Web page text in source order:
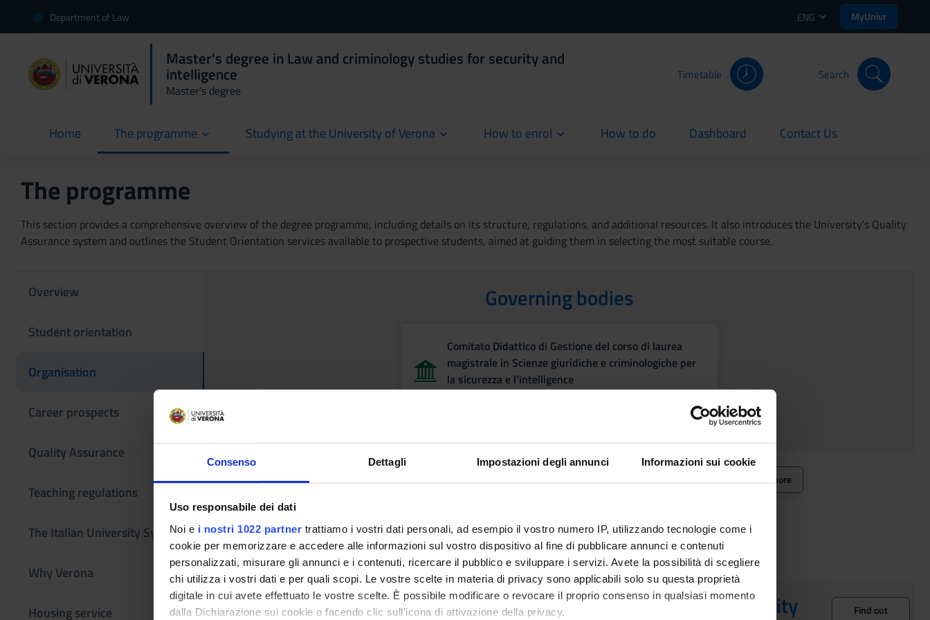
Consenso Dettagli Impostazioni degli annunci Informazioni sui cookie
Uso responsabile dei dati
Noi e i nostri 1022 partner trattiamo i vostri dati personali, ad esempio il vostro numero IP, utilizzando tecnologie come i
cookie per memorizzare e accedere alle informazioni sul vostro dispositivo al fine di pubblicare annunci e contenuti
personalizzati, misurare gli annunci e i contenuti, ricercare il pubblico e sviluppare i servizi. Avete la possibilità di scegliere
chi utilizza i vostri dati e per quali scopi. Le vostre scelte in materia di privacy sono applicabili solo su questa proprietà
digitale in cui avete effettuato le vostre scelte. È possibile modificare o revocare il proprio consenso in qualsiasi momento
dalla Dichiarazione sui cookie o facendo clic sull'icona di attivazione della privacy.
Department of Law ENG MyUnivr
Master's degree in Law and criminology studies for security and
intelligence
Master’s degree
Timetable Search
Home
current The programme Studying at the University of Verona How to enrol How to do
current Dashboard
current Contact Us
current
The programme
This section provides a comprehensive overview of the degree programme, including details on its structure, regulations, and additional resources. It also introduces the University’s Quality
Assurance system and outlines the Student Orientation services available to prospective students, aimed at guiding them in selecting the most suitable course.
Overview
Student orientation
Organisation
Career prospects
Quality Assurance
Teaching regulations
The Italian University System
Why Verona
Housing service
Governing bodies
Comitato Didattico di Gestione del corso di laurea
magistrale in Scienze giuridiche e criminologiche per
la sicurezza e l’intelligence
Presidente: Flor Roberto
Joint Teaching Staff-Student Committee (CPDS) Find out more
Commissione Paritetica Docenti-Studenti
Teaching staff member responsible for degree programme quality
Find out